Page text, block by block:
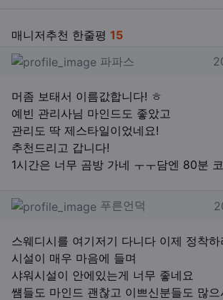
매니저추천 한줄평 15
파파스님의 댓글
파파스
머좀 보태서 이름값합니다! ㅎ
예빈 관리사님 마인드도 좋았고
관리도 딱 제스타일이었네요!
추천드리고 갑니다!
1시간은 너무 곰방 가네 ㅜㅜ담엔 80분
푸른언덕님의 댓글
푸른언덕
스웨디시를 여기저기 다니다 이제 정착
시설이 매우 마음에 들며
샤워시설이 안에있는게 너무 좋네요
썜들도 마인드 괜찮고 이쁘신분들도 많으